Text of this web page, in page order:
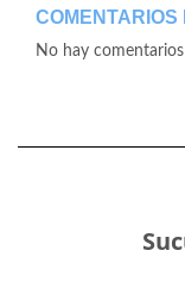
COMENTARIOS
No hay